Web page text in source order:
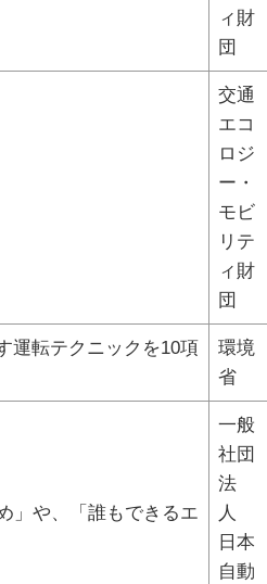
ィ財
団
交通
エコ
ロジ
ー・
モビ
リテ
ィ財
団
運転テクニックを10項
環境
省
」や、「誰もできるエ
一般
社団
法
人
日本
自動